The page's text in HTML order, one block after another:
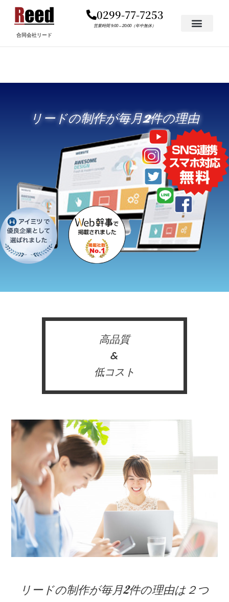
キ
合同会社リード
0299-77-7253
営業時間 9:00 – 20:00（年中無休）
リードの制作が毎月2件の理由
高品質
&
低コスト
リードの制作が毎月2件の理由は２つ